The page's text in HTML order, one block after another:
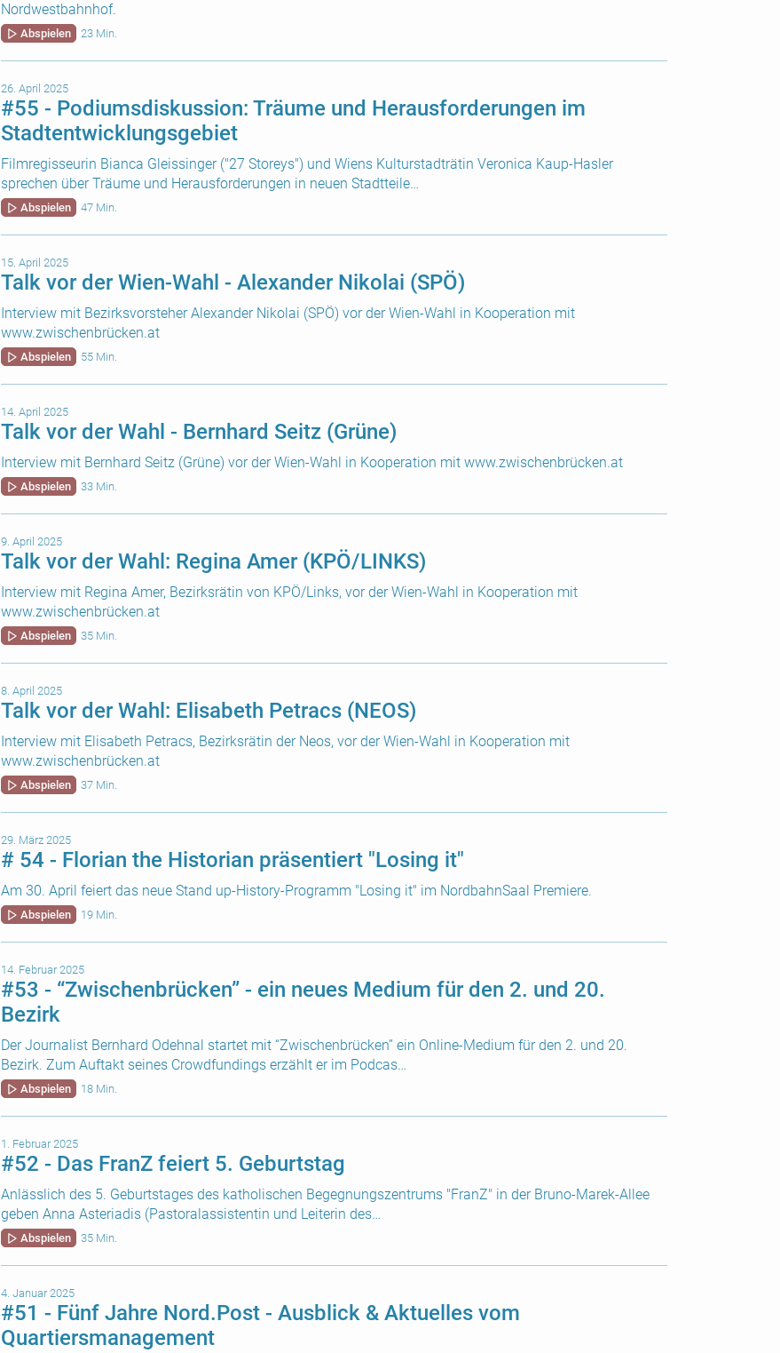
Nordwestbahnhof.
Abspielen 23 Min.
26. April 2025
#55 - Podiumsdiskussion: Träume und Herausforderungen im
Stadtentwicklungsgebiet
Filmregisseurin Bianca Gleissinger ("27 Storeys") und Wiens Kulturstadträtin Veronica Kaup-Hasler
sprechen über Träume und Herausforderungen in neuen Stadtteile…
Abspielen 47 Min.
15. April 2025
Talk vor der Wien-Wahl - Alexander Nikolai (SPÖ)
Interview mit Bezirksvorsteher Alexander Nikolai (SPÖ) vor der Wien-Wahl in Kooperation mit
www.zwischenbrücken.at
Abspielen 55 Min.
14. April 2025
Talk vor der Wahl - Bernhard Seitz (Grüne)
Interview mit Bernhard Seitz (Grüne) vor der Wien-Wahl in Kooperation mit www.zwischenbrücken.at
Abspielen 33 Min.
9. April 2025
Talk vor der Wahl: Regina Amer (KPÖ/LINKS)
Interview mit Regina Amer, Bezirksrätin von KPÖ/Links, vor der Wien-Wahl in Kooperation mit
www.zwischenbrücken.at
Abspielen 35 Min.
8. April 2025
Talk vor der Wahl: Elisabeth Petracs (NEOS)
Interview mit Elisabeth Petracs, Bezirksrätin der Neos, vor der Wien-Wahl in Kooperation mit
www.zwischenbrücken.at
Abspielen 37 Min.
29. März 2025
# 54 - Florian the Historian präsentiert "Losing it"
Am 30. April feiert das neue Stand up-History-Programm "Losing it" im NordbahnSaal Premiere.
Abspielen 19 Min.
14. Februar 2025
#53 - “Zwischenbrücken” - ein neues Medium für den 2. und 20.
Bezirk
Der Journalist Bernhard Odehnal startet mit “Zwischenbrücken” ein Online-Medium für den 2. und 20.
Bezirk. Zum Auftakt seines Crowdfundings erzählt er im Podcas…
Abspielen 18 Min.
1. Februar 2025
#52 - Das FranZ feiert 5. Geburtstag
Anlässlich des 5. Geburtstages des katholischen Begegnungszentrums "FranZ" in der Bruno-Marek-Allee
geben Anna Asteriadis (Pastoralassistentin und Leiterin des…
Abspielen 35 Min.
4. Januar 2025
#51 - Fünf Jahre Nord.Post - Ausblick & Aktuelles vom
Quartiersmanagement